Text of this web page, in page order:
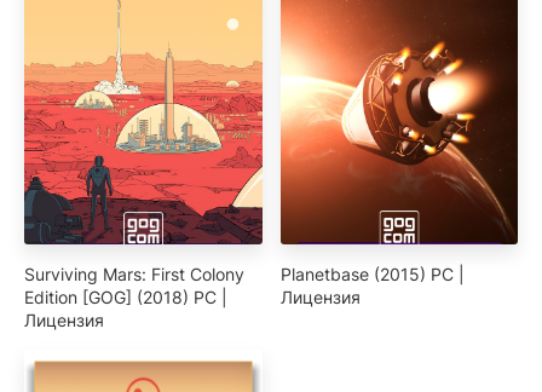
Surviving Mars: First Colony
Edition [GOG] (2018) PC |
Лицензия
Planetbase (2015) PC |
Лицензия